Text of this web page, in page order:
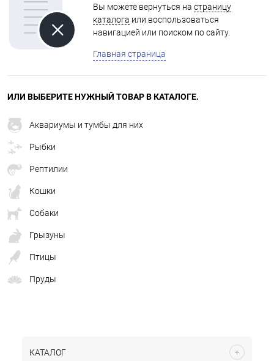
Вы можете вернуться на страницу
каталога или воспользоваться
навигацией или поиском по сайту.
Главная страница
ИЛИ ВЫБЕРИТЕ НУЖНЫЙ ТОВАР В КАТАЛОГЕ.
Аквариумы и тумбы для них
Рыбки
Рептилии
Кошки
Собаки
Грызуны
Птицы
Пруды
КАТАЛОГ